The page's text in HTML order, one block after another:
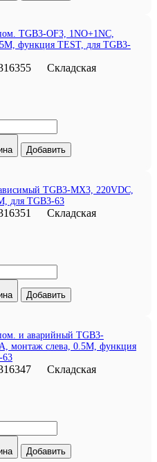
TGB3-OF3, 1NO+1NC,
функция TEST, для TGB3-
Складская
Добавить
TGB3-MX3, 220VDC,
для TGB3-63
Складская
Добавить
и аварийный TGB3-
монтаж слева, 0.5M, функция
63
Складская
Добавить